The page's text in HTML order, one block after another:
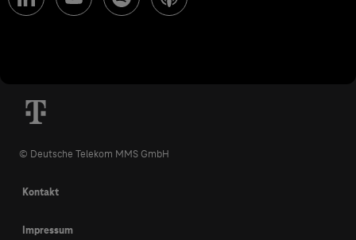
© Deutsche Telekom MMS GmbH
Kontakt
Impressum